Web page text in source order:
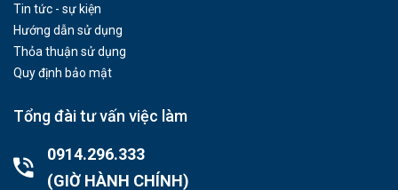
Tin tức - sự kiện
Hướng dẫn sử dụng
Thỏa thuận sử dụng
Quy định bảo mật
Tổng đài tư vấn việc làm
0914.296.333
(GIỜ HÀNH CHÍNH)